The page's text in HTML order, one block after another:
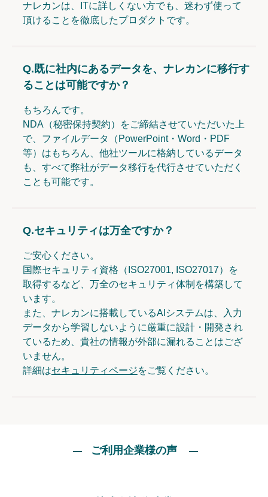
ナレカンは、ITに詳しくない方でも、迷わず使って
頂けることを徹底したプロダクトです。
Q.既に社内にあるデータを、ナレカンに移行す
ることは可能ですか？
もちろんです。
NDA（秘密保持契約）をご締結させていただいた上
で、ファイルデータ（PowerPoint・Word・PDF
等）はもちろん、他社ツールに格納しているデータ
も、すべて弊社がデータ移行を代行させていただく
ことも可能です。
Q.セキュリティは万全ですか？
ご安心ください。
国際セキュリティ資格（ISO27001, ISO27017）を
取得するなど、万全のセキュリティ体制を構築して
います。
また、ナレカンに搭載しているAIシステムは、入力
データから学習しないように厳重に設計・開発され
ているため、貴社の情報が外部に漏れることはござ
いません。
詳細はセキュリティページをご覧ください。
ご利用企業様の声